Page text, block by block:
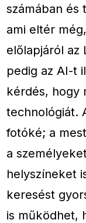
számában és
ami eltér
előlapjáról az
pedig az AI-t
kérdés, hogy
technológiát.
fotóké; a
a
helyszíneket
keresést
is működhet,